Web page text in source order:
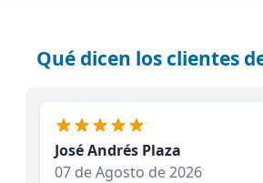
Qué dicen los clientes de
José Andrés Plaza
07 de Agosto de 2026